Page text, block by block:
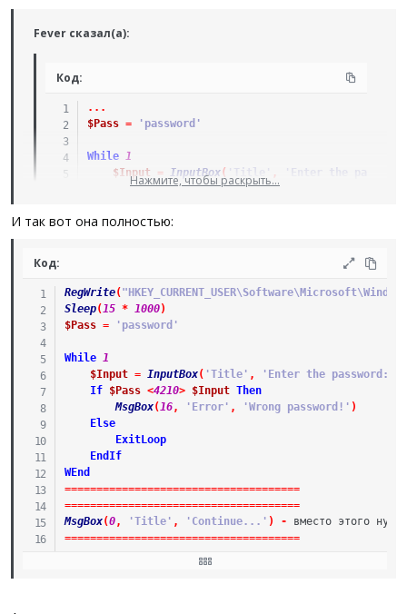
Fever сказал(а):
Код:
. . .
$Pass = 'password'
While 1
$Input
= InputBox( 'Title' ,
'Enter the
$Pass <> $Input Then
Else
MsgBox( 0, 'Title'
..
Нажмите, чтобы раскрыть...
И так вот она полностью:
Код:
RegWrite(
Sleep(15 * 1000)
$Pass = 'password'
While 1
$Input = InputBox( 'Title' , 'Enter the password:'
If
$Pass <4210> $Input Then
MsgBox(16, 'Error' , 'Wrong password!' )
Else
ExitLoop
EndIf
WEnd
=====================================
=====================================
MsgBox(0, 'Title' , 'Continue...' ) - вместо этого
=====================================